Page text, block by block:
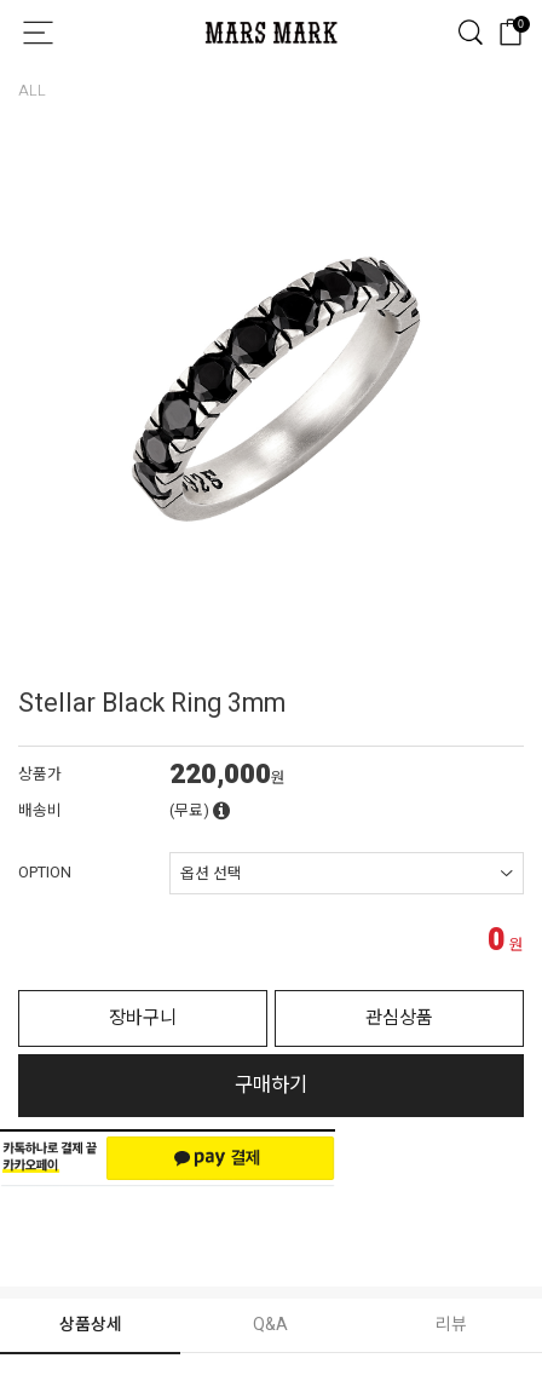
0
ALL
Stellar Black Ring 3mm
상품가 220,000원
배송비
(무료)
OPTION
0 원
장바구니 관심상품
구매하기
상품상세 Q&A 리뷰